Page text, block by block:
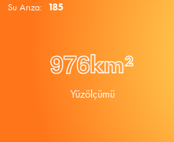
Su Arıza: 185
976km²
Yüzölçümü